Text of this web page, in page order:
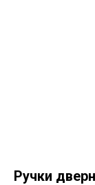
Ручки